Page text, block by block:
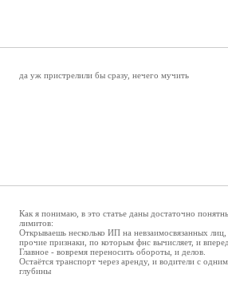
да уж пристрелили бы сразу, нечего мучить
Как я понимаю, в это статье даны достаточно
лимитов:
Открываешь несколько ИП на невзаимосвязанных
прочие признаки, по которым фнс вычисляет, и вперед.
Главное - вовремя переносить обороты, и делов.
Остаётся транспорт через аренду, и водители с
глубины